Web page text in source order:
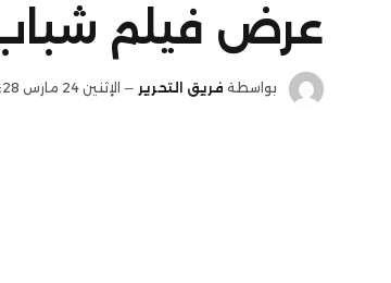
عرض فيلم شباب
بواسطة فريق التحرير الإثنين 24 مارس 1:28 م